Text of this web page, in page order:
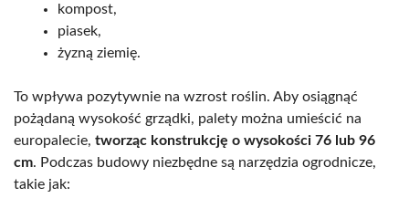
kompost,
piasek,
żyzną ziemię.
To wpływa pozytywnie na wzrost roślin. Aby osiągnąć
pożądaną wysokość grządki, palety można umieścić na
europalecie, tworząc konstrukcję o wysokości 76 lub 96
cm. Podczas budowy niezbędne są narzędzia ogrodnicze,
takie jak: